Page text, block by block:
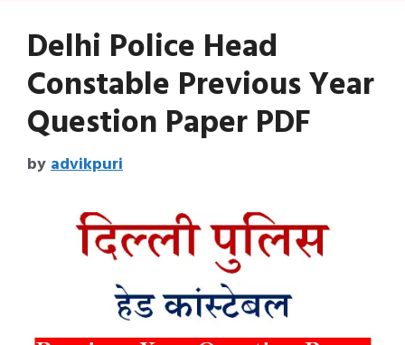
Delhi Police Head
Constable Previous Year
Question Paper PDF
byadvikpuri